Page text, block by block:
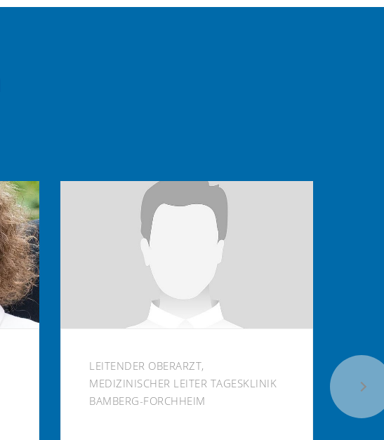
LEITENDER OBERARZT,
MEDIZINISCHER LEITER TAGESKLINIK
BAMBERG-FORCHHEIM
N.